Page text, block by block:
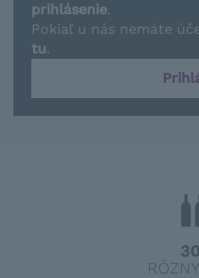
prihlásenie.
Pokiaľ u nás nemáte
tu.